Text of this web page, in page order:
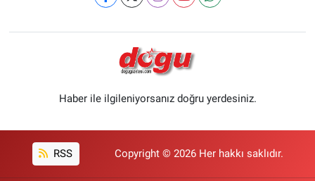
Haber ile ilgileniyorsanız doğru yerdesiniz.
RSS Copyright © 2026 Her hakkı saklıdır.